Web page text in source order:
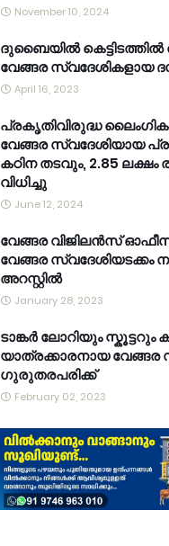
November 10, 2024
ദുബൈയിൽ കെട്ടിടത്തിൽ
വേങ്ങര സ്വദേശികളായ
April 16, 2023
പ്രകൃതിവിരുദ്ധ
വേങ്ങര സ്വദേശിയായ
കഠിന തടവും, 2.85 ലക്ഷം
വിധിച്ചു
June 12, 2024
വേങ്ങര വിജിലൻസ്
വേങ്ങര സ്വദേശിയടക്കം
അറസ്റ്റിൽ
January 28, 2023
ടാങ്കർ ലോറിയും സ്കൂട്ടറും
യാത്രക്കാരനായ വേങ്ങര
ഗുരുതരപരിക്ക്
February 02, 2023